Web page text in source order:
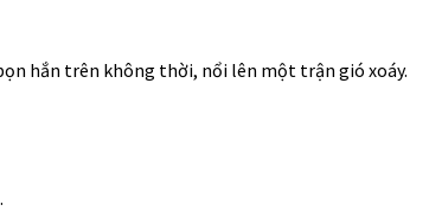
hắn trên không thời, nổi lên một trận gió xoáy.